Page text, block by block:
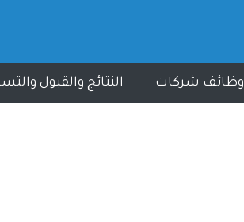
وظائف شركات النتائج والقبول